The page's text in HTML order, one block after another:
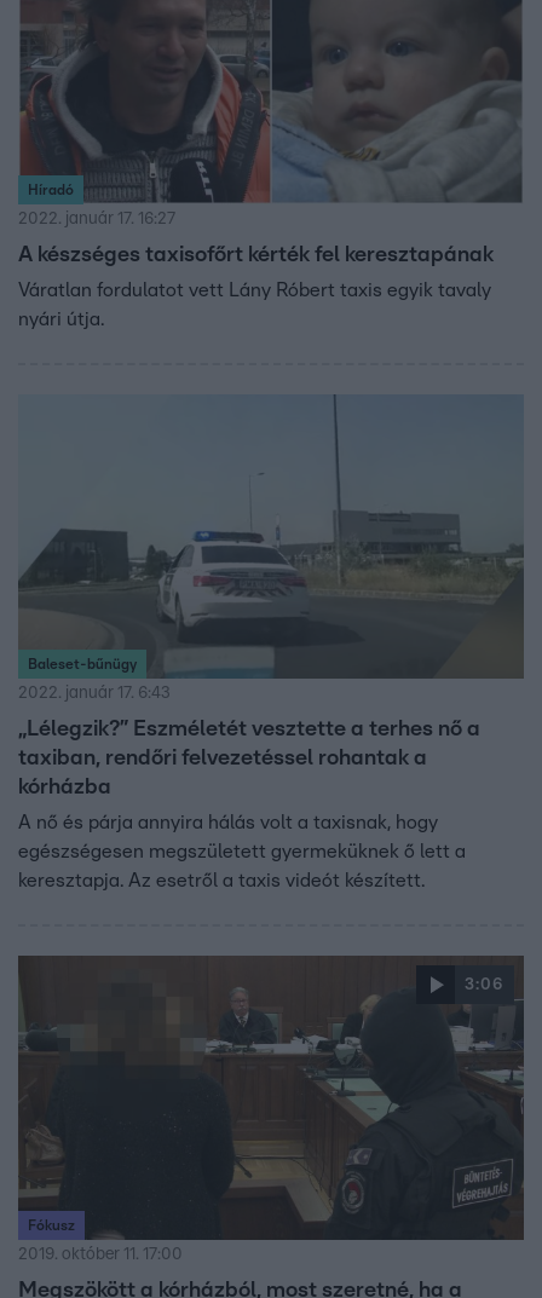
Híradó
2022. január 17. 16:27
A készséges taxisofőrt kérték fel keresztapának
Váratlan fordulatot vett Lány Róbert taxis egyik tavaly
nyári útja.
Baleset-bűnügy
2022. január 17. 6:43
„Lélegzik?” Eszméletét vesztette a terhes nő a
taxiban, rendőri felvezetéssel rohantak a
kórházba
A nő és párja annyira hálás volt a taxisnak, hogy
egészségesen megszületett gyermeküknek ő lett a
keresztapja. Az esetről a taxis videót készített.
3:06
Fókusz
2019. október 11. 17:00
Megszökött a kórházból, most szeretné, ha a